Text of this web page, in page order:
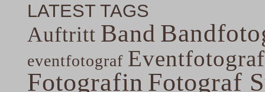
LATEST TAGS
Auftritt Band
eventfotograf
Fotografin Fotograf